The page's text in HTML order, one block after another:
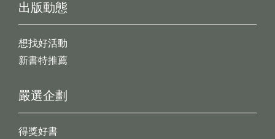
出版動態
想找好活動
新書特推薦
嚴選企劃
得獎好書